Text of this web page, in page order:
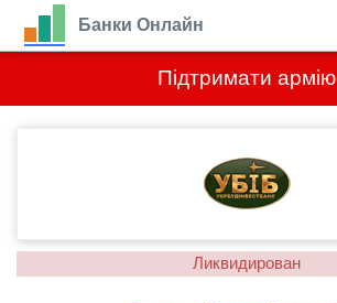
Підтримати армію
Банки Онлайн
Ликвидирован